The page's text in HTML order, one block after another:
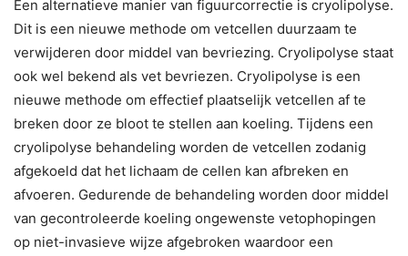
Een alternatieve manier van figuurcorrectie is cryolipolyse.
Dit is een nieuwe methode om vetcellen duurzaam te
verwijderen door middel van bevriezing. Cryolipolyse staat
ook wel bekend als vet bevriezen. Cryolipolyse is een
nieuwe methode om effectief plaatselijk vetcellen af te
breken door ze bloot te stellen aan koeling. Tijdens een
cryolipolyse behandeling worden de vetcellen zodanig
afgekoeld dat het lichaam de cellen kan afbreken en
afvoeren. Gedurende de behandeling worden door middel
van gecontroleerde koeling ongewenste vetophopingen
op niet-invasieve wijze afgebroken waardoor een